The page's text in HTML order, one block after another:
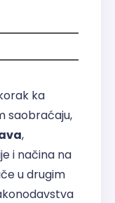
ka
saobraćaju,
,
i načina na
u drugim